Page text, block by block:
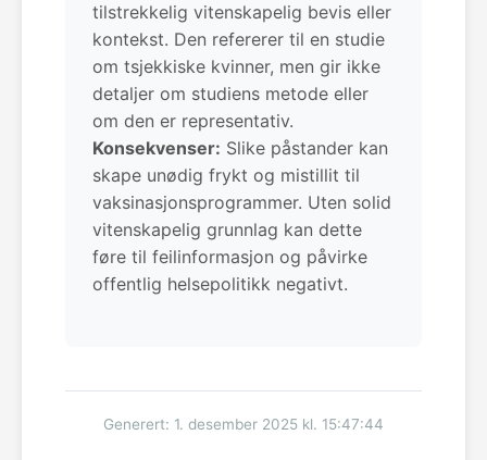
tilstrekkelig vitenskapelig bevis eller
kontekst. Den refererer til en studie
om tsjekkiske kvinner, men gir ikke
detaljer om studiens metode eller
om den er representativ.
Konsekvenser: Slike påstander kan
skape unødig frykt og mistillit til
vaksinasjonsprogrammer. Uten solid
vitenskapelig grunnlag kan dette
føre til feilinformasjon og påvirke
offentlig helsepolitikk negativt.
Generert: 1. desember 2025 kl. 15:47:44